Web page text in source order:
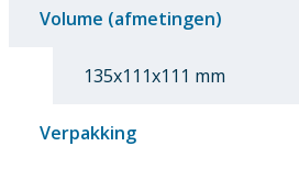
Volume (afmetingen)
135x111x111 mm
Verpakking